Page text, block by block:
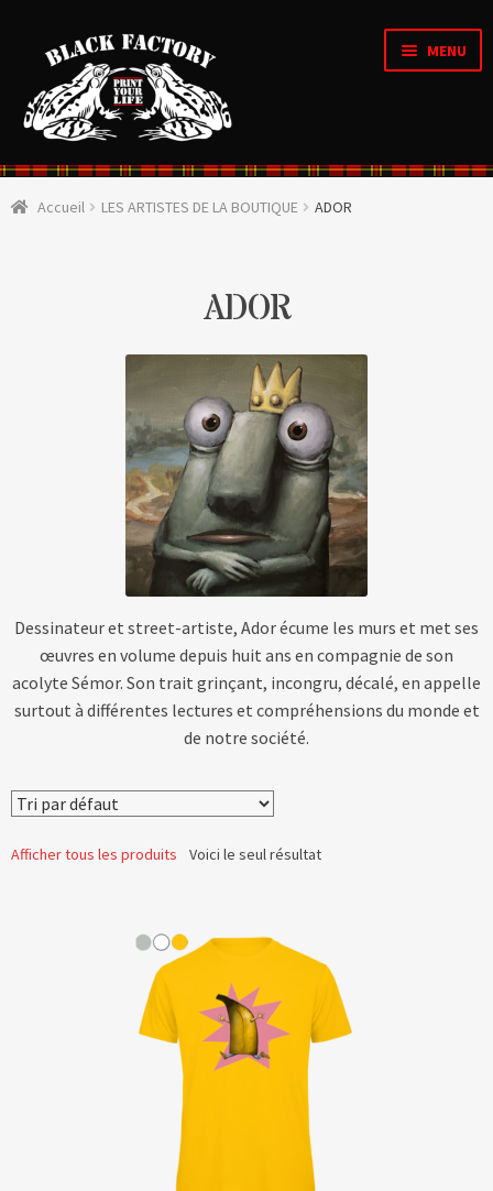
MENU
Accueil
Personnalisation en ligne
Organique & Recyclé
Accueil LES ARTISTES DE LA BOUTIQUE ADOR
ADOR
Dessinateur et street-artiste, Ador écume les murs et met ses
œuvres en volume depuis huit ans en compagnie de son
acolyte Sémor. Son trait grinçant, incongru, décalé, en appelle
surtout à différentes lectures et compréhensions du monde et
de notre société.
Afficher tous les produits Voici le seul résultat